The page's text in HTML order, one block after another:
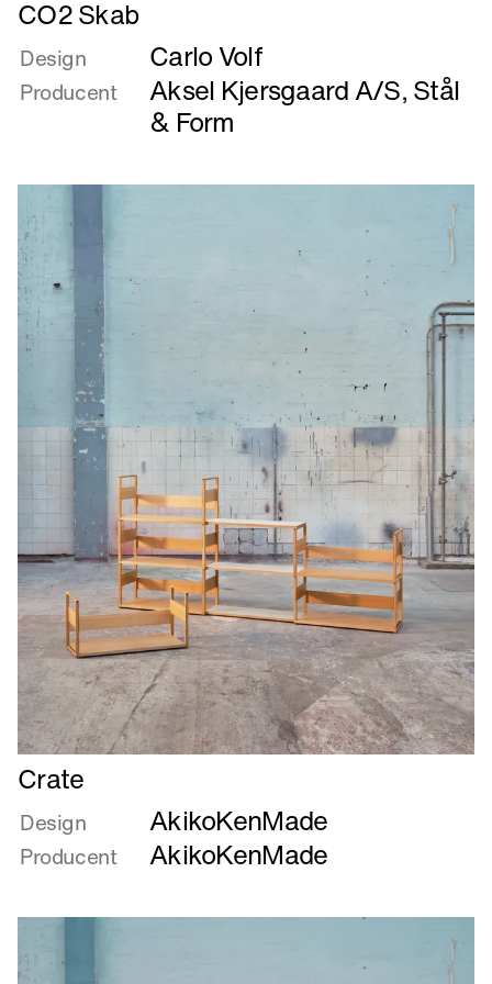
Læs
mere
om
Crate
Crate
Design AkikoKenMade
Producent AkikoKenMade